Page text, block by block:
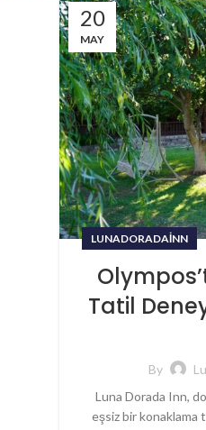
20
MAY
LUNADORADAINN
Tatil
By
Luna Dorada Inn,
eşsiz bir konaklama